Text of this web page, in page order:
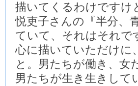
描いてくるわけですけ
悦吏子さんの『半分、
ていて、それはそれで
心に描いていただけに
と。男たちが働き、女
男たちが生き生きして